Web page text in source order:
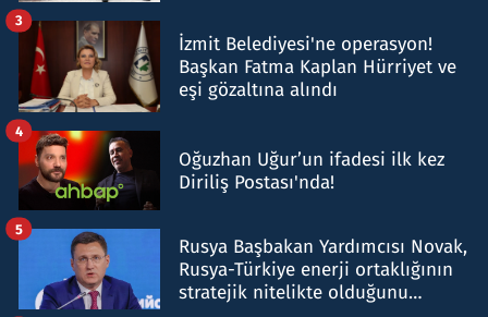
İzmit Belediyesi'ne operasyon!
Başkan Fatma Kaplan Hürriyet ve
eşi gözaltına alındı
3
Oğuzhan Uğur’un ifadesi ilk kez
Diriliş Postası'nda!
4
Rusya Başbakan Yardımcısı Novak,
Rusya-Türkiye enerji ortaklığının
stratejik nitelikte olduğunu
5